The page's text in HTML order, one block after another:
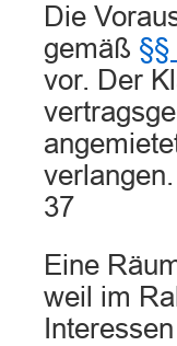
Die
gemäß §§
vor. Der
verlangen.
37
Eine
weil im